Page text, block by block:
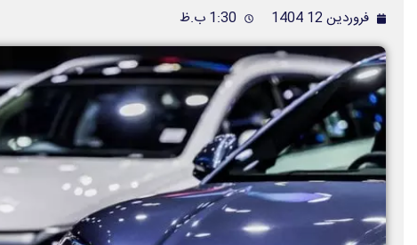
فروردین 12 1404 1:30 ب.ظ